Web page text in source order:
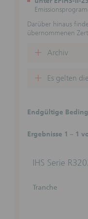
Darüber hinaus
übernommenen
Archiv
Es gelten
Endgültige
Ergebnisse 1 – 1
IHS Serie
Tranche